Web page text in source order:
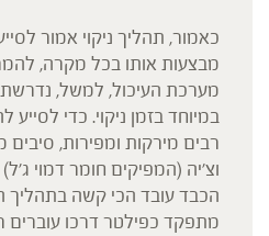
כאמור, תהליך ניקוי אמור
מבצעות אותו בכל מקרה,
מערכת העיכול, למשל, נדרשת
במיוחד בזמן ניקוי. כדי לסייע
רבים מירקות ומפירות, סיבים
וצ'יה (המפיקים חומר דמוי
הכבד עובד הכי קשה בתהליך
מתפקד כפילטר דרכו עוברים